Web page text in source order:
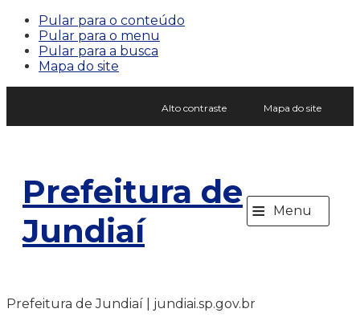
Pular para o conteúdo
Pular para o menu
Pular para a busca
Mapa do site
Alto contraste Mapa do site
Prefeitura de
Jundiaí
≡ Menu
Prefeitura de Jundiaí | jundiai.sp.gov.br